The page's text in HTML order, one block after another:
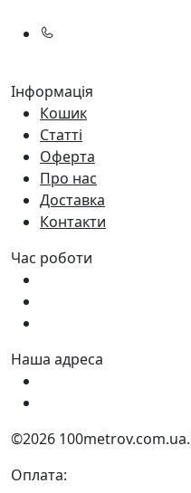
Інформація
Кошик
Статті
Оферта
Про нас
Доставка
Контакти
Час роботи
Наша адреса
©2026 100metrov.com.ua.
Оплата: